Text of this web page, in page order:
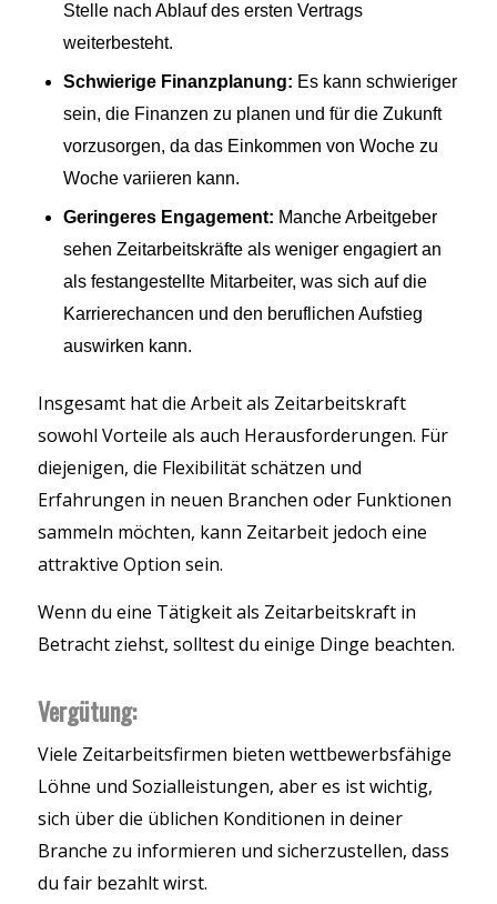
Stelle nach Ablauf des ersten Vertrags
weiterbesteht.
Schwierige Finanzplanung: Es kann schwieriger
sein, die Finanzen zu planen und für die Zukunft
vorzusorgen, da das Einkommen von Woche zu
Woche variieren kann.
Geringeres Engagement: Manche Arbeitgeber
sehen Zeitarbeitskräfte als weniger engagiert an
als festangestellte Mitarbeiter, was sich auf die
Karrierechancen und den beruflichen Aufstieg
auswirken kann.
Insgesamt hat die Arbeit als Zeitarbeitskraft
sowohl Vorteile als auch Herausforderungen. Für
diejenigen, die Flexibilität schätzen und
Erfahrungen in neuen Branchen oder Funktionen
sammeln möchten, kann Zeitarbeit jedoch eine
attraktive Option sein.
Wenn du eine Tätigkeit als Zeitarbeitskraft in
Betracht ziehst, solltest du einige Dinge beachten.
Vergütung:
Viele Zeitarbeitsfirmen bieten wettbewerbsfähige
Löhne und Sozialleistungen, aber es ist wichtig,
sich über die üblichen Konditionen in deiner
Branche zu informieren und sicherzustellen, dass
du fair bezahlt wirst.